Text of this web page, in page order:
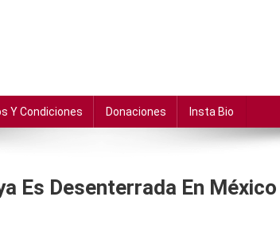
Y Condiciones Donaciones Insta Bio
Es Desenterrada En México